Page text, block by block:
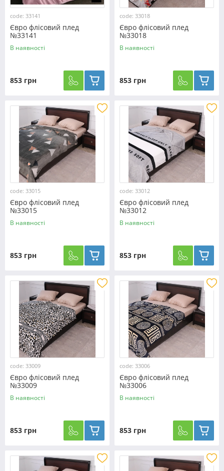
code: 33141
Євро флісовий плед
№33141
В наявності
853 грн
code: 33018
Євро флісовий плед
№33018
В наявності
853 грн
code: 33015
Євро флісовий плед
№33015
В наявності
853 грн
code: 33012
Євро флісовий плед
№33012
В наявності
853 грн
code: 33009
Євро флісовий плед
№33009
В наявності
853 грн
code: 33006
Євро флісовий плед
№33006
В наявності
853 грн